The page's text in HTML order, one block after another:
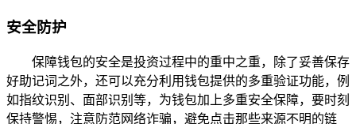
安全防护
保障钱包的安全是投资过程中的重中之重，除了妥善保存
好助记词之外，还可以充分利用钱包提供的多重验证功能，例
如指纹识别、面部识别等，为钱包加上多重安全保障，要时刻
保持警惕，注意防范网络诈骗，避免点击那些来源不明的链